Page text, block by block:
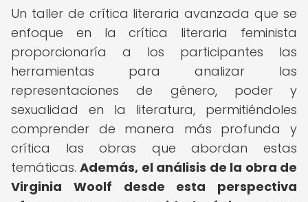
Un taller de crítica literaria avanzada que se
enfoque en la crítica literaria feminista
proporcionaría a los participantes las
herramientas para analizar las
representaciones de género, poder y
sexualidad en la literatura, permitiéndoles
comprender de manera más profunda y
crítica las obras que abordan estas
temáticas.Además, el análisis de la obra de
Virginia Woolf desde esta perspectiva